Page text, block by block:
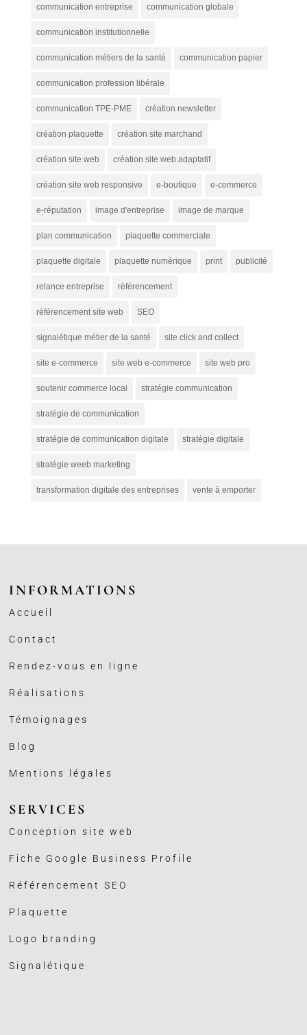
communication entreprise communication globale
communication institutionnelle
communication métiers de la santé communication papier
communication profession libérale
communication TPE-PME création newsletter
création plaquette création site marchand
création site web création site web adaptatif
création site web responsive e-boutique e-commerce
e-réputation image d'entreprise image de marque
plan communication plaquette commerciale
plaquette digitale plaquette numérique print publicité
relance entreprise référencement
référencement site web SEO
signalétique métier de la santé site click and collect
site e-commerce site web e-commerce site web pro
soutenir commerce local stratégie communication
stratégie de communication
stratégie de communication digitale stratégie digitale
stratégie weeb marketing
transformation digitale des entreprises vente à emporter
INFORMATIONS
Accueil
Contact
Rendez-vous en ligne
Réalisations
Témoignages
Blog
Mentions légales
SERVICES
Conception site web
Fiche Google Business Profile
Référencement SEO
Plaquette
Logo branding
Signalétique